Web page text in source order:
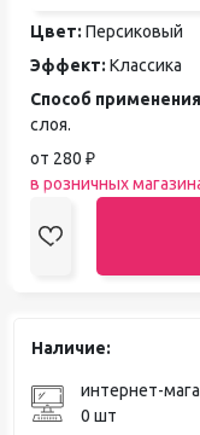
Цвет: Персиковый
Эффект: Классика
Способ
слоя.
от 280 ₽
в розничных
Наличие:
интернет-
0 шт